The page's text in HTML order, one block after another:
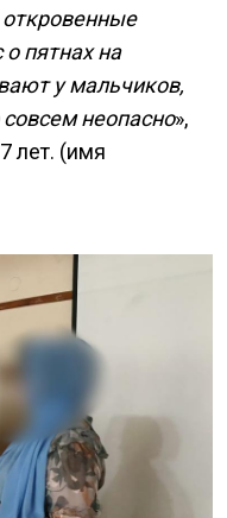
пятнах на
у мальчиков,
неопасно»,
лет. (имя